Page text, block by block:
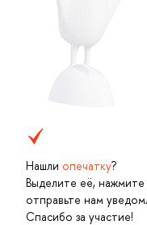
Нашли опечатку?
Выделите её,
отправьте нам
Спасибо за участие!